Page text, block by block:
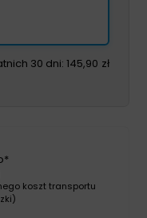
30 dni: 145,90 zł
koszt transportu